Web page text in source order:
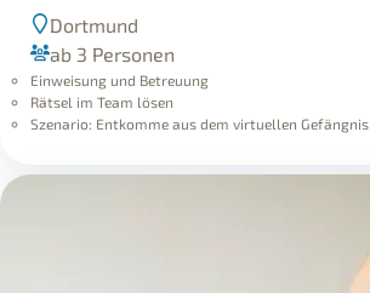
Dortmund
ab 3 Personen
Einweisung und Betreuung
Rätsel im Team lösen
Szenario: Entkomme aus dem virtuellen Gefängnis